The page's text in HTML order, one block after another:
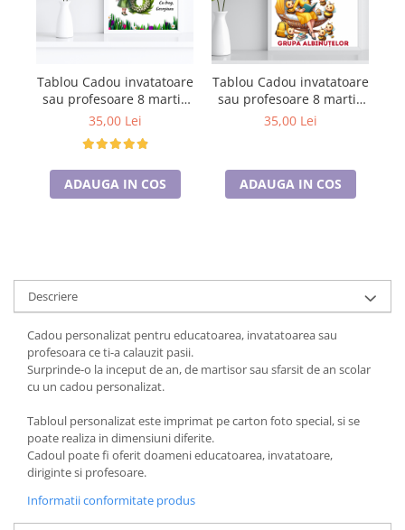
Tablou Cadou invatatoare
sau profesoare 8 martie
cu mesaje personalizate
35,00 Lei
ADAUGA IN COS
Tablou Cadou invatatoare
sau profesoare 8 martie
cu mesaje personalizate
35,00 Lei
ADAUGA IN COS
Descriere
Cadou personalizat pentru educatoarea, invatatoarea sau
profesoara ce ti-a calauzit pasii.
Surprinde-o la inceput de an, de martisor sau sfarsit de an scolar
cu un cadou personalizat.
Tabloul personalizat este imprimat pe carton foto special, si se
poate realiza in dimensiuni diferite.
Cadoul poate fi oferit doameni educatoarea, invatatoare,
diriginte si profesoare.
Informatii conformitate produs